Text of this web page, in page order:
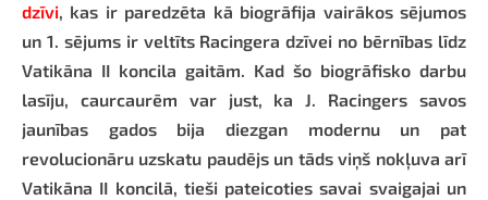
dzīvi, kas ir paredzēta kā biogrāfija vairākos sējumos
un 1. sējums ir veltīts Racingera dzīvei no bērnības līdz
Vatikāna II koncila gaitām. Kad šo biogrāfisko darbu
lasīju, caurcaurēm var just, ka J. Racingers savos
jaunības gados bija diezgan modernu un pat
revolucionāru uzskatu paudējs un tāds viņš nokļuva arī
Vatikāna II koncilā, tieši pateicoties savai svaigajai un